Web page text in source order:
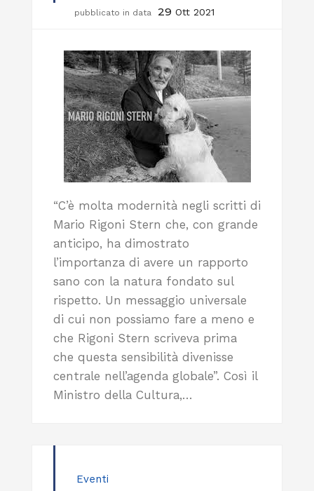
pubblicato in data 29 Ott 2021
“C’è molta modernità negli scritti di
Mario Rigoni Stern che, con grande
anticipo, ha dimostrato
l’importanza di avere un rapporto
sano con la natura fondato sul
rispetto. Un messaggio universale
di cui non possiamo fare a meno e
che Rigoni Stern scriveva prima
che questa sensibilità divenisse
centrale nell’agenda globale”. Così il
Ministro della Cultura,…
Eventi